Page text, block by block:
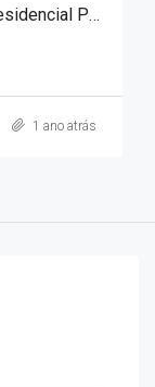
VENDA – Terreno de 336,67m² no Residencial Portal das Águas!!!
1 ano atrás